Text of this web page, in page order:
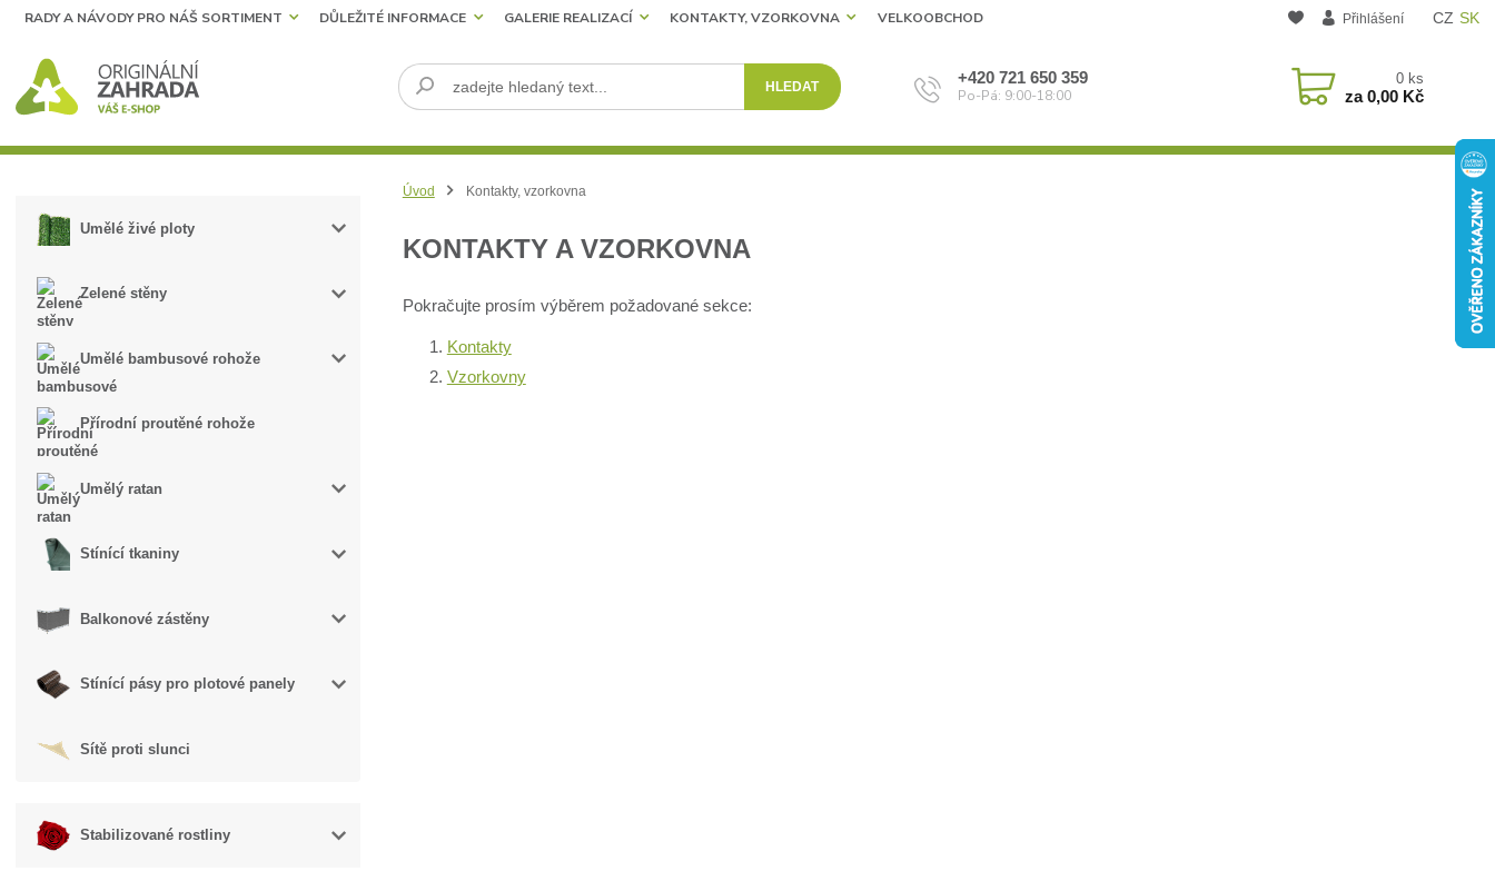
CZ SK
RADY A NÁVODY PRO NÁŠ SORTIMENT DŮLEŽITÉ INFORMACE GALERIE REALIZACÍ KONTAKTY, VZORKOVNA VELKOOBCHOD Přihlášení
HLEDAT +420 721 650 359
Po-Pá: 9:00-18:00
0 ks
za0,00 Kč
Umělé živé ploty
Zelené stěny
Umělé bambusové rohože
Přírodní proutěné rohože
Umělý ratan
Stínící tkaniny
Balkonové zástěny
Stínící pásy pro plotové panely
Sítě proti slunci
Stabilizované rostliny
Úvod Kontakty, vzorkovna
KONTAKTY A VZORKOVNA
Pokračujte prosím výběrem požadované sekce:
Kontakty
Vzorkovny